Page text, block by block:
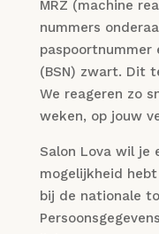
MRZ (machine
nummers
paspoortnummer
(BSN) zwart. Dit
We reageren zo
weken, op jouw
Salon Lova wil je
mogelijkheid
bij de nationale